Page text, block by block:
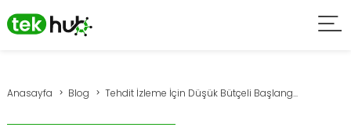
Anasayfa Blog Tehdit İzleme İçin Düşük Bütçeli Başlang...